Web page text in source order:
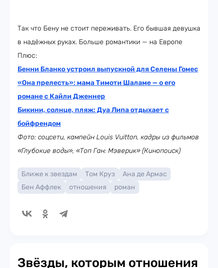
Так что Бену не стоит переживать. Его бывшая девушка
в надёжных руках. Больше романтики — на Европе
Плюс:
Бенни Бланко устроил выпускной для Селены Гомес
«Она прелесть»: мама Тимоти Шаламе — о его
романе с Кайли Дженнер
Бикини, солнце, пляж: Дуа Липа отдыхает с
бойфрендом
Фото: соцсети, кампейн Louis Vuitton, кадры из фильмов
«Глубокие воды», «Топ Ган: Мэверик» (Кинопоиск)
Ближе к звездам Том Круз
Ана де Армас
Бен Аффлек
отношения роман
Звёзды, которым отношения